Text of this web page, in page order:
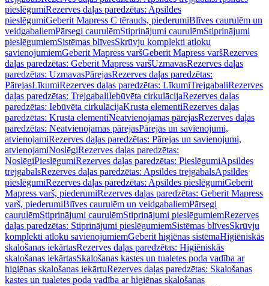
pieslēgumiRezerves daļas paredzētas: Apsildes
pieslēgumiGeberit Mapress C tērauds, piederumiBlīves caurulēm un
veidgabaliemPārsegi caurulēmStiprinājumi caurulēmStiprinājumi
pieslēgumiemSistēmas blīvesSkrūvju komplekti atloku
savienojumiemGeberit Mapress varšGeberit Mapress varšRezerves
daļas paredzētas: Geberit Mapress varšUzmavasRezerves daļas
paredzētas: UzmavasPārejasRezerves daļas paredzētas:
PārejasLīkumiRezerves daļas paredzētas: LīkumiTrejgabaliRezerves
daļas paredzētas: TrejgabaliIebūvēta cirkulācijaRezerves daļas
paredzētas: Iebūvēta cirkulācijaKrusta elementiRezerves daļas
paredzētas: Krusta elementiNeatvienojamas pārejasRezerves daļas
paredzētas: Neatvienojamas pārejasPārejas un savienojumi,
atvienojamiRezerves daļas paredzētas: Pārejas un savienojumi,
atvienojamiNoslēgiRezerves daļas paredzētas:
NoslēgiPieslēgumiRezerves daļas paredzētas: PieslēgumiApsildes
trejgabalsRezerves daļas paredzētas: Apsildes trejgabalsApsildes
pieslēgumiRezerves daļas paredzētas: Apsildes pieslēgumiGeberit
Mapress varš, piederumiRezerves daļas paredzētas: Geberit Mapress
varš, piederumiBlīves caurulēm un veidgabaliemPārsegi
caurulēmStiprinājumi caurulēmStiprinājumi pieslēgumiemRezerves
daļas paredzētas: Stiprinājumi pieslēgumiemSistēmas blīvesSkrūvju
komplekti atloku savienojumiemGeberit higiēnas sistēmaHigiēniskās
skalošanas iekārtasRezerves daļas paredzētas: Higiēniskās
skalošanas iekārtasSkalošanas kastes un tualetes poda vadība ar
higiēnas skalošanas iekārtuRezerves daļas paredzētas: Skalošanas
kastes un tualetes poda vadība ar higiēnas skalošanas